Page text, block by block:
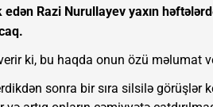
edən Razi Nurullayev yaxın
ki, bu haqda onun özü məlumat
sonra bir sıra silsilə